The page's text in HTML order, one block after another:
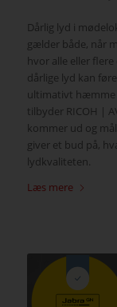
Dårlig lyd i
gælder både, når
hvor alle eller
dårlige lyd kan
ultimativt hæmme
tilbyder RICOH |
kommer ud og
giver et bud på,
lydkvaliteten.
Læs mere